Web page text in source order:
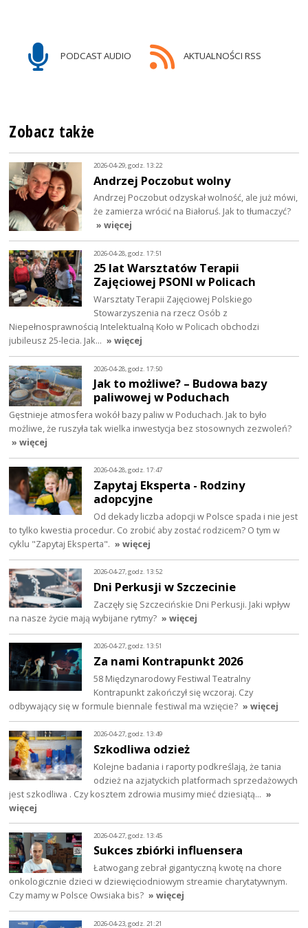
PODCAST AUDIO AKTUALNOŚCI RSS
Zobacz także
2026-04-29, godz. 13:22
Andrzej Poczobut wolny
Andrzej Poczobut odzyskał wolność, ale już mówi,
że zamierza wrócić na Białoruś. Jak to tłumaczyć?
» więcej
2026-04-28, godz. 17:51
25 lat Warsztatów Terapii
Zajęciowej PSONI w Policach
Warsztaty Terapii Zajęciowej Polskiego
Stowarzyszenia na rzecz Osób z
Niepełnosprawnością Intelektualną Koło w Policach obchodzi
jubileusz 25-lecia. Jak… » więcej
2026-04-28, godz. 17:50
Jak to możliwe? – Budowa bazy
paliwowej w Poduchach
Gęstnieje atmosfera wokół bazy paliw w Poduchach. Jak to było
możliwe, że ruszyła tak wielka inwestycja bez stosownych zezwoleń?
» więcej
2026-04-28, godz. 17:47
Zapytaj Eksperta - Rodziny
adopcyjne
Od dekady liczba adopcji w Polsce spada i nie jest
to tylko kwestia procedur. Co zrobić aby zostać rodzicem? O tym w
cyklu "Zapytaj Eksperta". » więcej
2026-04-27, godz. 13:52
Dni Perkusji w Szczecinie
Zaczęły się Szczecińskie Dni Perkusji. Jaki wpływ
na nasze życie mają wybijane rytmy? » więcej
2026-04-27, godz. 13:51
Za nami Kontrapunkt 2026
58 Międzynarodowy Festiwal Teatralny
Kontrapunkt zakończył się wczoraj. Czy
odbywający się w formule biennale festiwal ma wzięcie? » więcej
2026-04-27, godz. 13:49
Szkodliwa odzież
Kolejne badania i raporty podkreślają, że tania
odzież na azjatyckich platformach sprzedażowych
jest szkodliwa . Czy kosztem zdrowia musimy mieć dziesiątą… »
więcej
2026-04-27, godz. 13:45
Sukces zbiórki influensera
Łatwogang zebrał gigantyczną kwotę na chore
onkologicznie dzieci w dziewięciodniowym streamie charytatywnym.
Czy mamy w Polsce Owsiaka bis? » więcej
2026-04-23, godz. 21:21